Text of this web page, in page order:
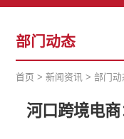
部门动态
首页 >新闻资讯 >部门动
河口跨境电